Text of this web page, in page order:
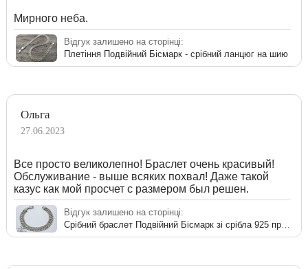
Мирного неба.
Відгук залишено на сторінці:
Плетіння Подвійний Бісмарк - срібний ланцюг на шию
Ольга
27.06.2023
Все просто великолепно! Браслет очень красивый!
Обслуживание - выше всяких похвал! Даже такой
казус как мой просчет с размером был решен.
Відгук залишено на сторінці: